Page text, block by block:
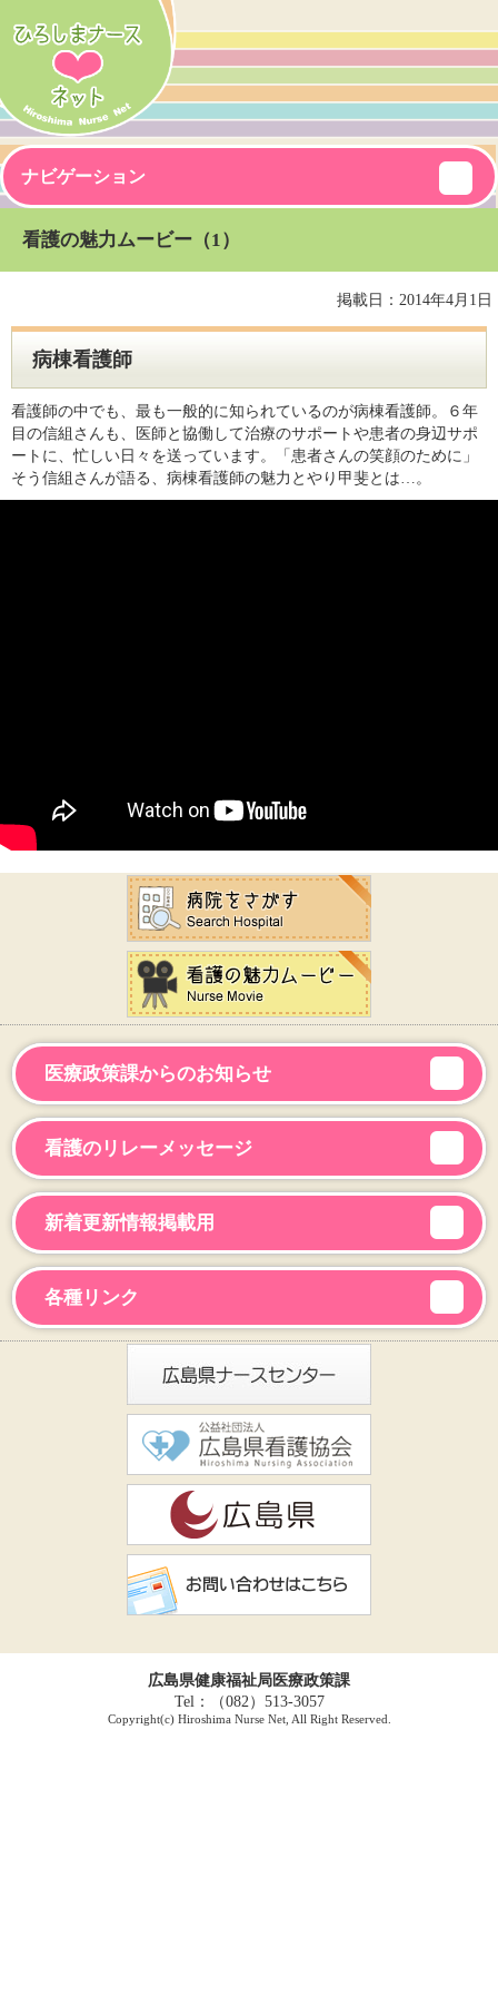
ナビゲーション
看護の魅力ムービー（1）
掲載日：2014年4月1日
病棟看護師
看護師の中でも、最も一般的に知られているのが病棟看護師。６年
目の信組さんも、医師と協働して治療のサポートや患者の身辺サポ
ートに、忙しい日々を送っています。「患者さんの笑顔のために」
そう信組さんが語る、病棟看護師の魅力とやり甲斐とは…。
医療政策課からのお知らせ
看護のリレーメッセージ
新着更新情報掲載用
各種リンク
広島県健康福祉局医療政策課
Tel：（082）513-3057
Copyright(c) Hiroshima Nurse Net, All Right Reserved.